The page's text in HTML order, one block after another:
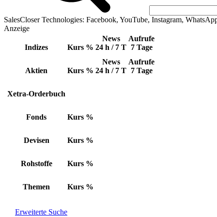
SalesCloser Technologies: Facebook, YouTube, Instagram,
Anzeige
Indizes Kurs %
News
24 h / 7 T
Aufrufe
7 Tage
Aktien Kurs %
News
24 h / 7 T
Aufrufe
7 Tage
Xetra-Orderbuch
Fonds Kurs %
Devisen Kurs %
Rohstoffe Kurs %
Themen Kurs %
Erweiterte Suche